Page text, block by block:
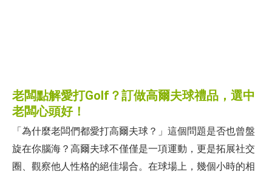
老闆點解愛打Golf？訂做高爾夫球禮品，選中
老闆心頭好！
「為什麼老闆們都愛打高爾夫球？」這個問題是否也曾盤
旋在你腦海？高爾夫球不僅僅是一項運動，更是拓展社交
圈、觀察他人性格的絕佳場合。在球場上，幾個小時的相